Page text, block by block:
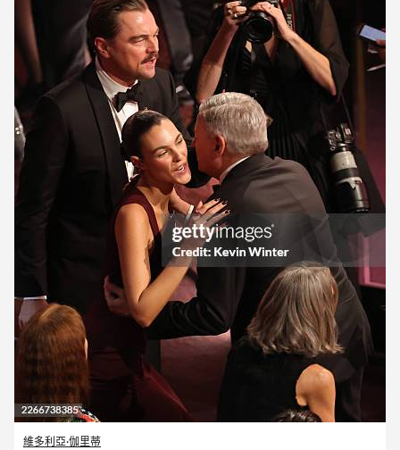
維多利亞·伽里蒂